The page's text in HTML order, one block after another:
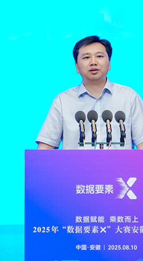
總台企業白名單